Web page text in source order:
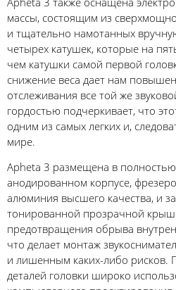
массы, состоящим из
и тщательно намотанных
четырех катушек, которые на
чем катушки самой первой
снижение веса дает нам
отслеживания все той же
гордостью подчеркивает, что
одним из самых легких и,
мире.
Apheta 3 размещена в
анодированном корпусе,
алюминия высшего качества, и
тонированной прозрачной
предотвращения обрыва
что делает монтаж
и лишенным каких-либо рисков.
деталей головки широко